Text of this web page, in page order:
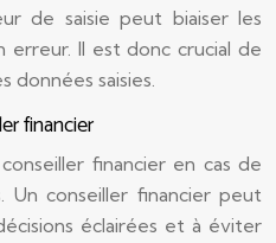
de saisie peut biaiser les
Il est donc crucial de
données saisies.
financier
financier en cas de
Un conseiller financier peut
éclairées et à éviter